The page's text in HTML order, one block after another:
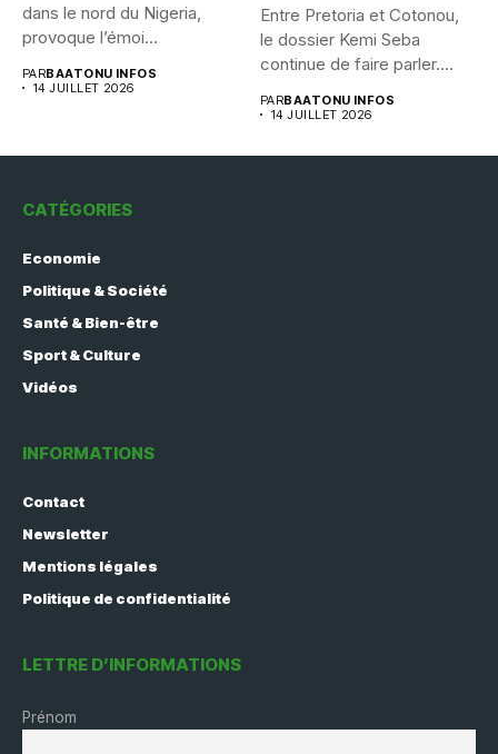
dans le nord du Nigeria,
provoque l’émoi...
PARBAATONU INFOS
14 JUILLET 2026
Entre Pretoria et Cotonou,
le dossier Kemi Seba
continue de faire parler....
PARBAATONU INFOS
14 JUILLET 2026
CATÉGORIES
Economie
Politique & Société
Santé & Bien-être
Sport & Culture
Vidéos
INFORMATIONS
Contact
Newsletter
Mentions légales
Politique de confidentialité
LETTRE D’INFORMATIONS
Prénom